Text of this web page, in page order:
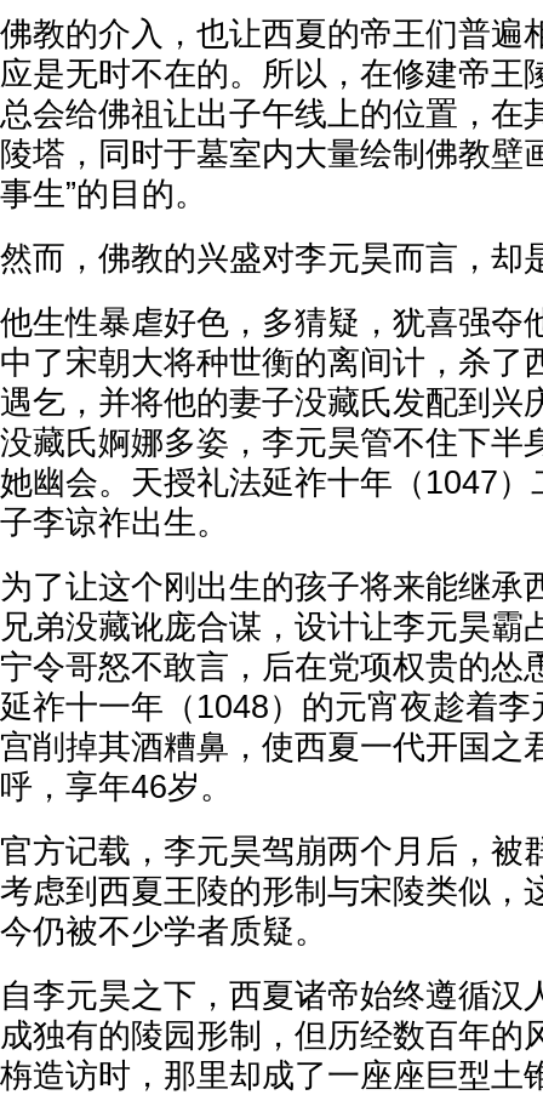
佛教的介入，也让西夏的帝王们普遍
应是无时不在的。所以，在修建帝王
总会给佛祖让出子午线上的位置，在
陵塔，同时于墓室内大量绘制佛教壁
事生”的目的。
然而，佛教的兴盛对李元昊而言，却
他生性暴虐好色，多猜疑，犹喜强夺
中了宋朝大将种世衡的离间计，杀了
遇乞，并将他的妻子没藏氏发配到兴
没藏氏婀娜多姿，李元昊管不住下半
她幽会。天授礼法延祚十年（1047
子李谅祚出生。
为了让这个刚出生的孩子将来能继承
兄弟没藏讹庞合谋，设计让李元昊霸
宁令哥怒不敢言，后在党项权贵的怂
延祚十一年（1048）的元宵夜趁着
宫削掉其酒糟鼻，使西夏一代开国之
呼，享年46岁。
官方记载，李元昊驾崩两个月后，被
考虑到西夏王陵的形制与宋陵类似，
今仍被不少学者质疑。
自李元昊之下，西夏诸帝始终遵循汉
成独有的陵园形制，但历经数百年的
栴造访时，那里却成了一座座巨型土